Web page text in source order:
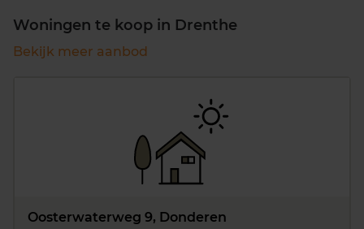
Woningen te koop in Drenthe
Bekijk meer aanbod
Oosterwaterweg 9, Donderen